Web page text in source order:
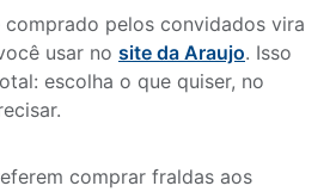
comprado pelos convidados vira
usar no site da Araujo. Isso
escolha o que quiser, no
comprar fraldas aos